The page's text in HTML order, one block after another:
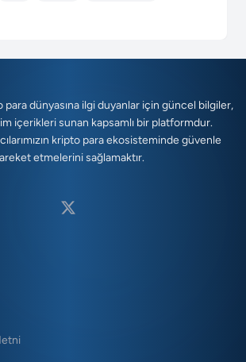
dünyasına ilgi duyanlar için güncel bilgiler,
içerikleri sunan kapsamlı bir platformdur.
kripto para ekosisteminde güvenle
etmelerini sağlamaktır.